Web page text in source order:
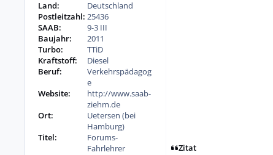
Land:
Deutschland
Postleitzahl: 25436
SAAB:
9-3 III
Baujahr:
2011
Turbo:
TTiD
Kraftstoff:
Diesel
Beruf:
Verkehrspädagog
e
Website:
http://www.saab-
ziehm.de
Ort:
Uetersen (bei
Hamburg)
Titel:
Forums-
Fahrlehrer
Zitat